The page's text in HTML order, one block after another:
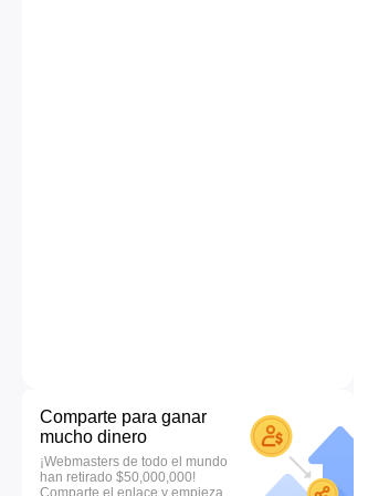
Comparte para ganar
mucho dinero
¡Webmasters de todo el mundo
han retirado $50,000,000!
Comparte el enlace y empieza